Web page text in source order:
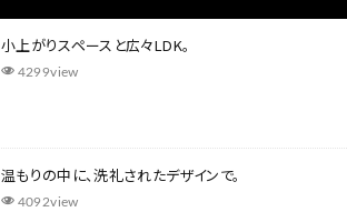
小上がりスペースと広々LDK。
4299view
温もりの中に、洗礼されたデザインで。
4092view